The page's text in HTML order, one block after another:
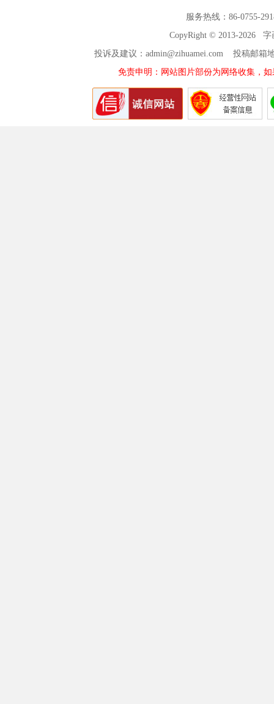
服务热线：86-0755-
CopyRight © 2013-2026 字
投诉及建议：admin@zihuamei.com 投稿邮
免责申明：网站图片部份为网络收集，